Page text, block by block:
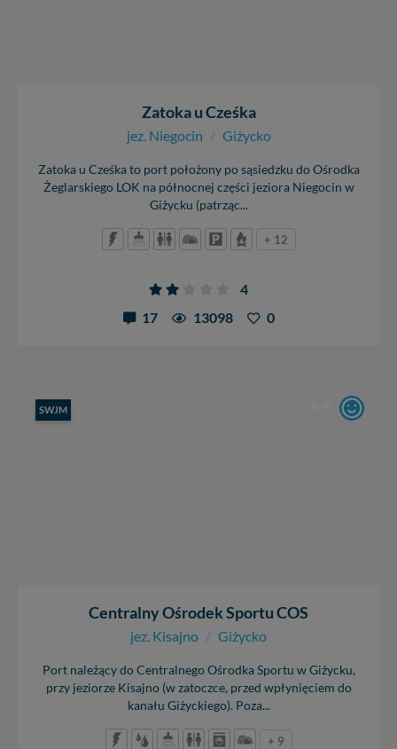
Zatoka u Cześka
jez. Niegocin / Giżycko
Zatoka u Cześka to port położony po sąsiedzku do Ośrodka
Żeglarskiego LOK na północnej części jeziora Niegocin w
Giżycku (patrząc...
+ 12
4
17
13098 0
SWJM
Centralny Ośrodek Sportu COS
jez. Kisajno / Giżycko
Port należący do Centralnego Ośrodka Sportu w Giżycku,
przy jeziorze Kisajno (w zatoczce, przed wpłynięciem do
kanału Giżyckiego). Poza...
+ 9